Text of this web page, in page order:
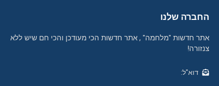
החברה שלנו
אתר חדשות "מלחמה" , אתר חדשות הכי מעודכן והכי חם שיש ללא
צנזורה!
דוא"ל: